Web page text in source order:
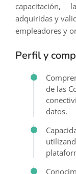
capacitación,
adquiridas y
empleadores y
Perfil y
de las
datos.